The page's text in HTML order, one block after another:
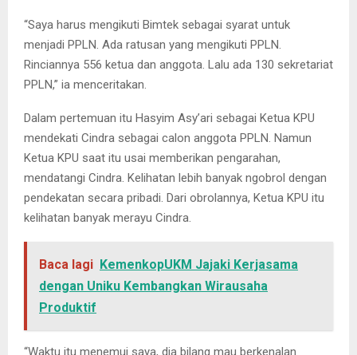
“Saya harus mengikuti Bimtek sebagai syarat untuk
menjadi PPLN. Ada ratusan yang mengikuti PPLN.
Rinciannya 556 ketua dan anggota. Lalu ada 130 sekretariat
PPLN,” ia menceritakan.
Dalam pertemuan itu Hasyim Asy’ari sebagai Ketua KPU
mendekati Cindra sebagai calon anggota PPLN. Namun
Ketua KPU saat itu usai memberikan pengarahan,
mendatangi Cindra. Kelihatan lebih banyak ngobrol dengan
pendekatan secara pribadi. Dari obrolannya, Ketua KPU itu
kelihatan banyak merayu Cindra.
Baca lagi KemenkopUKM Jajaki Kerjasama
dengan Uniku Kembangkan Wirausaha
Produktif
“Waktu itu menemui saya, dia bilang mau berkenalan